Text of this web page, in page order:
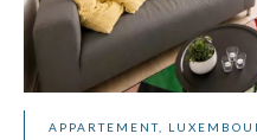
APPARTEMENT,